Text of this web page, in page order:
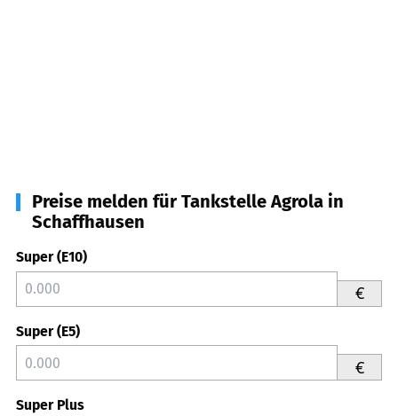
Preise melden für Tankstelle Agrola in
Schaffhausen
Super (E10)
€
Super (E5)
€
Super Plus